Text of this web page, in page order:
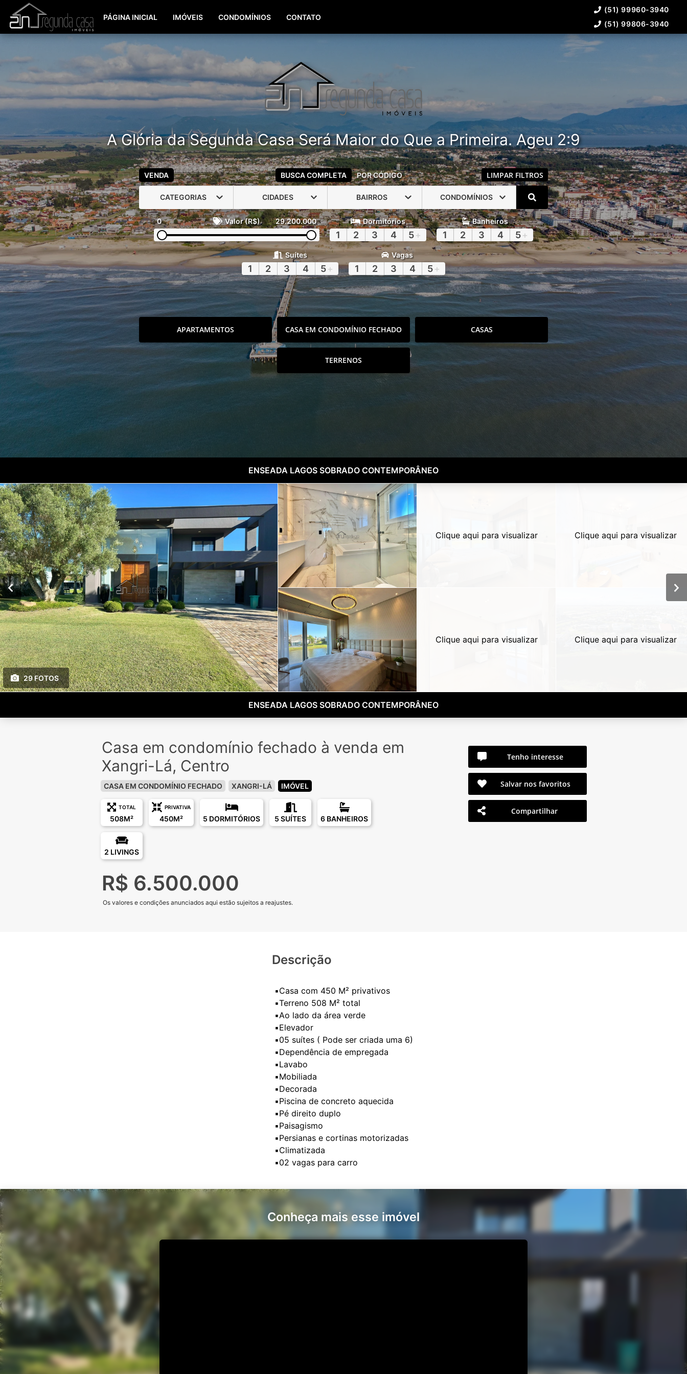
(51) 99960-3940
PÁGINA INICIAL IMÓVEIS CONDOMÍNIOS CONTATO
(51) 99960-3940
(51) 99806-3940
A Glória da Segunda Casa Será Maior do Que a Primeira. Ageu 2:9
VENDA BUSCA COMPLETA POR CÓDIGO LIMPAR FILTROS
CATEGORIAS CIDADES BAIRROS CONDOMÍNIOS
0 Valor (R$) 29.200.000 Dormitórios
1 2 3 4 5+
Banheiros
1 2 3 4 5+
Suítes
1 2 3 4 5+
Vagas
1 2 3 4 5+
APARTAMENTOS CASA EM CONDOMÍNIO FECHADO CASAS
TERRENOS
ENSEADA LAGOS SOBRADO CONTEMPORÂNEO
29 FOTOS
Clique aqui para visualizar
Clique aqui para visualizar
Clique aqui para visualizar
Clique aqui para visualizar
ENSEADA LAGOS SOBRADO CONTEMPORÂNEO
Casa em condomínio fechado à venda em
Xangri-Lá, Centro
CASA EM CONDOMÍNIO FECHADO XANGRI-LÁ IMÓVEL
TOTAL
508M²
PRIVATIVA
450M² 5 DORMITÓRIOS 5 SUÍTES 6 BANHEIROS
2 LIVINGS
R$ 6.500.000
Os valores e condições anunciados aqui estão sujeitos a reajustes.
Tenho interesse
Salvar nos favoritos
Compartilhar
Descrição
▪️Casa com 450 M² privativos
▪️Terreno 508 M² total
▪️Ao lado da área verde
▪️Elevador
▪️05 suítes ( Pode ser criada uma 6)
▪️Dependência de empregada
▪️Lavabo
▪️Mobiliada
▪️Decorada
▪️Piscina de concreto aquecida
▪️Pé direito duplo
▪️Paisagismo
▪️Persianas e cortinas motorizadas
▪️Climatizada
Conheça mais esse imóvel